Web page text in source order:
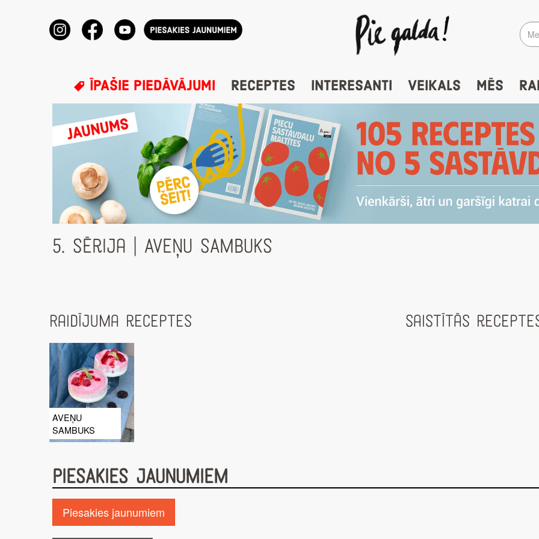
ĪPAŠIE PIEDĀVĀJUMI RECEPTES INTERESANTI VEIKALS MĒS
5. Sērija | AVEŅU SAMBUKS
Raidījuma receptes
AVEŅU
SAMBUKS
Saistītās
PIESAKIES JAUNUMIEM
Piesakies jaunumiem